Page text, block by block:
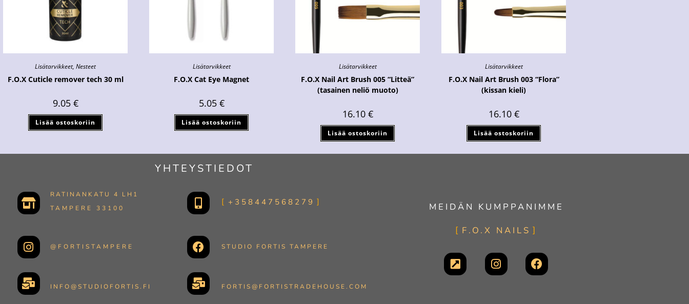
Lisätarvikkeet, Nesteet
F.O.X Cuticle remover tech 30 ml
9.05 €
Lisää ostoskoriin
Lisätarvikkeet
F.O.X Cat Eye Magnet
5.05 €
Lisää ostoskoriin
Lisätarvikkeet
F.O.X Nail Art Brush 005 “Litteä”
(tasainen neliö muoto)
16.10 €
Lisää ostoskoriin
Lisätarvikkeet
F.O.X Nail Art Brush 003 “Flora”
(kissan kieli)
16.10 €
Lisää ostoskoriin
YHTEYSTIEDOT
RATINANKATU 4 LH1
TAMPERE 33100
+358447568279
@FORTISTAMPERE STUDIO FORTIS TAMPERE
INFO@STUDIOFORTIS.FI FORTIS@FORTISTRADEHOUSE.COM
MEIDÄN KUMPPANIMME
F.O.X NAILS